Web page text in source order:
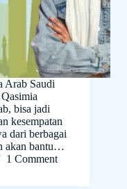
Arab Saudi
bisa jadi
kesempatan
dari berbagai
akan bantu…
1 Comment